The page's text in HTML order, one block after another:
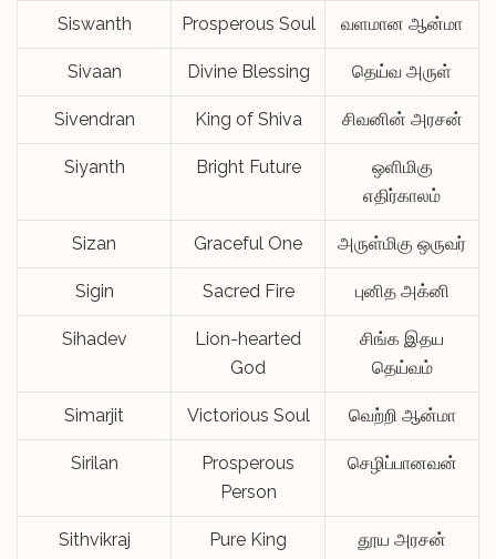
Siswanth Prosperous Soul வளமான ஆன்மா
Sivaan Divine Blessing தெய்வ அருள்
Sivendran King of Shiva சிவனின் அரசன்
Siyanth Bright Future
ஒளிமிகு
எதிர்காலம்
Sizan Graceful One அருள்மிகு ஒருவர்
Sigin Sacred Fire புனித அக்னி
Sihadev
Lion-hearted
God
சிங்க இதய
தெய்வம்
Simarjit Victorious Soul வெற்றி ஆன்மா
Sirilan
Prosperous
Person
செழிப்பானவன்
Sithvikraj Pure King தூய அரசன்